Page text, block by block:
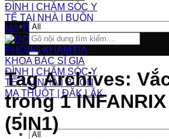
Tìm
kiếm:
Tag Archives:
trong 1
(5IN1)